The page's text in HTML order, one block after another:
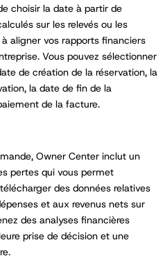
choisir la date à partir de
sur les relevés ou les
aligner vos rapports financiers
Vous pouvez sélectionner
de création de la réservation, la
la date de fin de la
de la facture.
Owner Center inclut un
pertes qui vous permet
des données relatives
et aux revenus nets sur
des analyses financières
prise de décision et une